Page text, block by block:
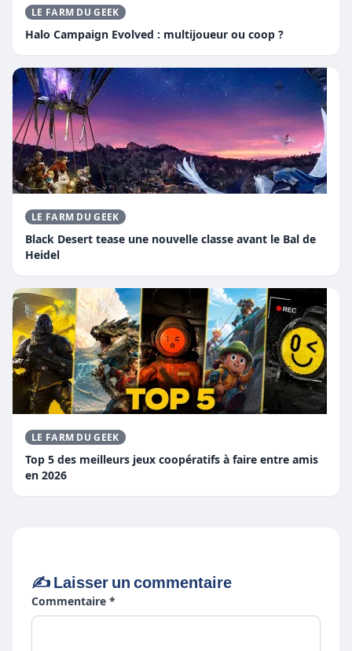
LE FARM DU GEEK
Halo Campaign Evolved : multijoueur ou coop ?
LE FARM DU GEEK
Black Desert tease une nouvelle classe avant le Bal de
Heidel
LE FARM DU GEEK
Top 5 des meilleurs jeux coopératifs à faire entre amis
en 2026
✍️ Laisser un commentaire
Commentaire *